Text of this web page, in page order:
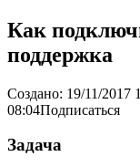
Как
поддержка
Создано: 19/11/
08:04Подписаться
Задача